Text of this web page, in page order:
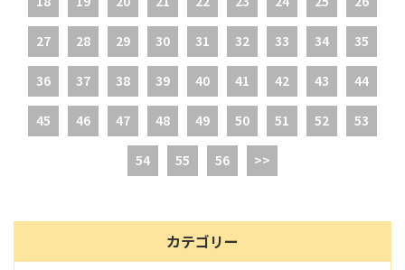
27 28 29 30 31 32 33 34 35
36 37 38 39 40 41 42 43 44
45 46 47 48 49 50 51 52 53
54 55 56 >>
カテゴリー